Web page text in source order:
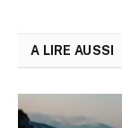
A LIRE AUSSI